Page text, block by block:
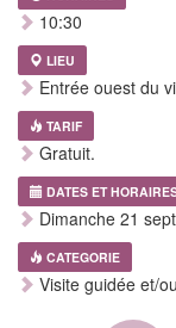
10:30
LIEU
Entrée ouest du
TARIF
Gratuit.
DATES ET
Dimanche 21
CATEGORIE
Visite guidée et/